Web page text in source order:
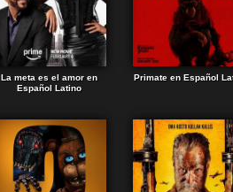
La meta es el amor en
Español Latino
Primate en Español